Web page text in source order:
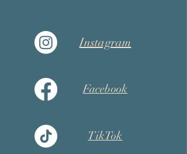
Instagram
Facebook
TikTok